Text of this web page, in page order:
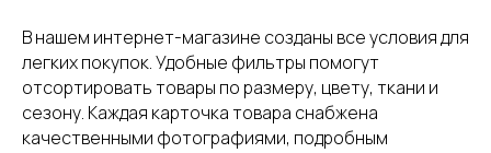
В нашем интернет-магазине созданы все условия для
легких покупок. Удобные фильтры помогут
отсортировать товары по размеру, цвету, ткани и
сезону. Каждая карточка товара снабжена
качественными фотографиями, подробным